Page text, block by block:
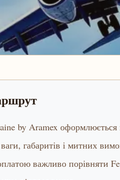
by Aramex оформлюється
габаритів і митних
важливо порівняти